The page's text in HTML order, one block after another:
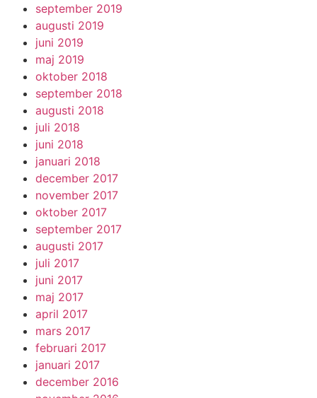
september 2019
augusti 2019
juni 2019
maj 2019
oktober 2018
september 2018
augusti 2018
juli 2018
juni 2018
januari 2018
december 2017
november 2017
oktober 2017
september 2017
augusti 2017
juli 2017
juni 2017
maj 2017
april 2017
mars 2017
februari 2017
januari 2017
december 2016